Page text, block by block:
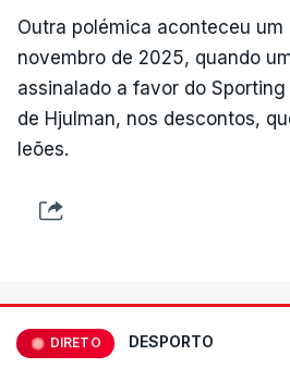
Outra polémica aconteceu um
novembro de 2025, quando
assinalado a favor do
de Hjulman, nos descontos,
leões.
DIRETO DESPORTO